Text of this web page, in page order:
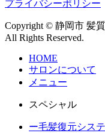
プライバシーポリシー
Copyright © 静岡市 髪
All Rights Reserved.
HOME
サロンについて
メニュー
スペシャル
ー毛髪復元シス